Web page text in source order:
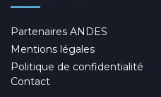
Partenaires ANDES
Mentions légales
Politique de confidentialité
Contact